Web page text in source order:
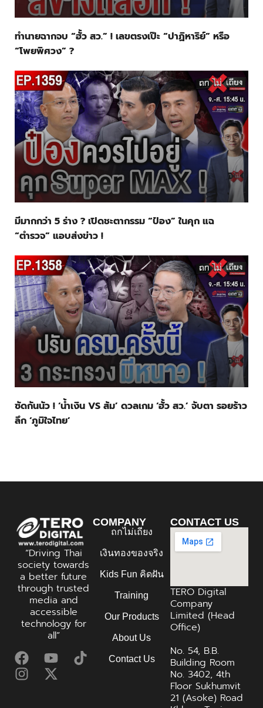
ทำนายฉากจบ “ฮั้ว สว.” ! เลขตรงเป๊ะ “ปาฏิหาริย์” หรือ
“โพยพิศวง” ?
มีมากกว่า 5 ร่าง ? เปิดชะตากรรม “ป๋อง” ในคุก แฉ
“ตำรวจ” แอบส่งข่าว !
ซัดกันนัว ! ‘น้ำเงิน VS ส้ม’ ดวลเกม ‘ฮั้ว สว.’ จับตา รอยร้าว
ลึก ‘ภูมิใจไทย’
“Driving Thai
society towards
a better future
through trusted
media and
accessible
technology for
all”
COMPANY
ถกไม่เถียง
เงินทองของจริง
Kids Fun คิดฝัน
Training
Our Products
About Us
Contact Us
CONTACT US
TERO Digital
Company
Limited (Head
Office)
No. 54, B.B.
Building Room
No. 3402, 4th
Floor Sukhumvit
21 (Asoke) Road